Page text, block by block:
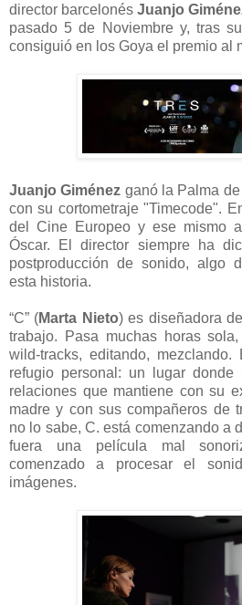
director barcelonés Juanjo
pasado 5 de Noviembre y, tras
consiguió en los Goya el premio al
Juanjo Giménez ganó la Palma
con su cortometraje "Timecode".
del Cine Europeo y ese mismo
Óscar. El director siempre ha
postproducción de sonido, algo
esta historia.
“C” (Marta Nieto) es diseñadora
trabajo. Pasa muchas horas
wild-tracks, editando,
refugio personal: un lugar donde
relaciones que mantiene con su
madre y con sus compañeros de
no lo sabe, C. está comenzando a
fuera una película mal
comenzado a procesar el
imágenes.